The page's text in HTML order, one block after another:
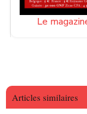
Le
Articles similaires